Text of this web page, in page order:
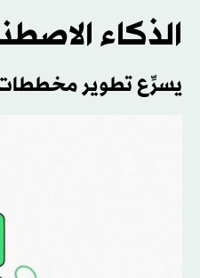
الذكاء
يسرِّع تطوير